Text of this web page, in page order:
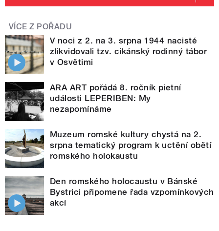
VÍCE Z POŘADU
V noci z 2. na 3. srpna 1944 nacisté
zlikvidovali tzv. cikánský rodinný tábor
v Osvětimi
ARA ART pořádá 8. ročník pietní
události LEPERIBEN: My
nezapomínáme
Muzeum romské kultury chystá na 2.
srpna tematický program k uctění obětí
romského holokaustu
Den romského holocaustu v Bánské
Bystrici připomene řada vzpomínkových
akcí